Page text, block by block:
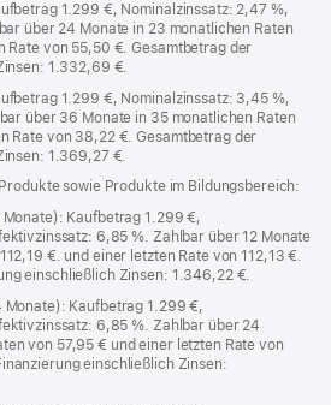
1.299 €, Nominalzinssatz: 2,47 %,
über 24 Monate in 23 monatlichen Raten
Rate von 55,50 €. Gesamtbetrag der
1.332,69 €.
1.299 €, Nominalzinssatz: 3,45 %,
über 36 Monate in 35 monatlichen Raten
Rate von 38,22 €. Gesamtbetrag der
1.369,27 €.
sowie Produkte im Bildungsbereich:
Kaufbetrag 1.299 €,
6,85 %. Zahlbar über 12 Monate
€. und einer letzten Rate von 112,13 €.
einschließlich Zinsen: 1.346,22 €.
Monate): Kaufbetrag 1.299 €,
6,85 %. Zahlbar über 24
von 57,95 € und einer letzten Rate von
einschließlich Zinsen: